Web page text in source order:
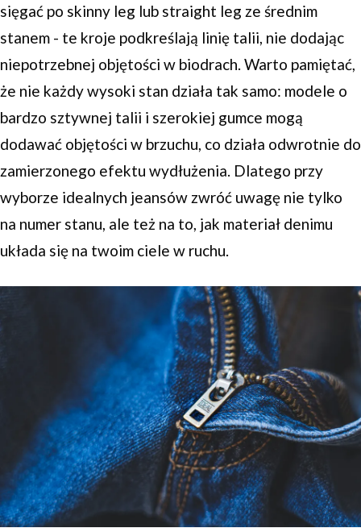
sięgać po skinny leg lub straight leg ze średnim
stanem - te kroje podkreślają linię talii, nie dodając
niepotrzebnej objętości w biodrach. Warto pamiętać,
że nie każdy wysoki stan działa tak samo: modele o
bardzo sztywnej talii i szerokiej gumce mogą
dodawać objętości w brzuchu, co działa odwrotnie do
zamierzonego efektu wydłużenia. Dlatego przy
wyborze idealnych jeansów zwróć uwagę nie tylko
na numer stanu, ale też na to, jak materiał denimu
układa się na twoim ciele w ruchu.